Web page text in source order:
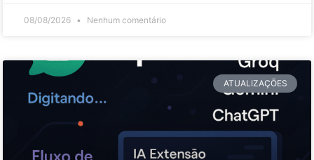
08/08/2026 Nenhum comentário
ATUALIZAÇÕES